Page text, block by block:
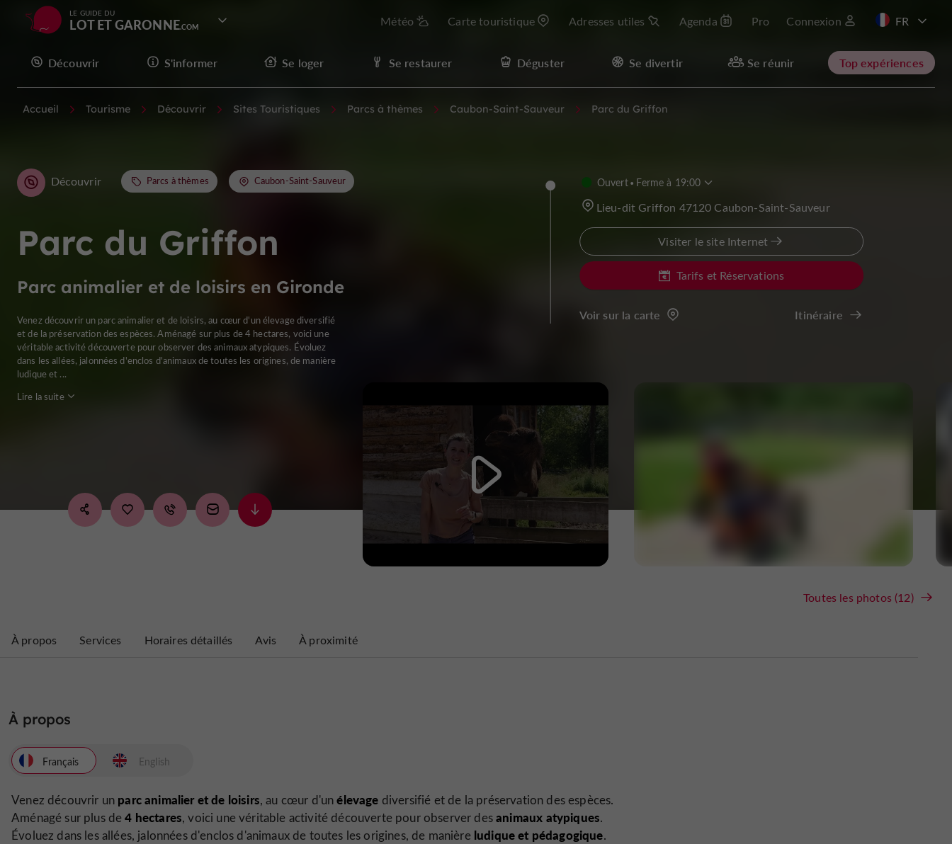
LE GUIDE DU
LOT ET GARONNE Météo Carte touristique Adresses utiles Agenda Pro Connexion
EN
Découvrir S'informer Se loger Se restaurer Déguster Se divertir Se réunir Top expériences
Accueil Tourisme Découvrir Sites Touristiques Parcs à thèmes Caubon-Saint-Sauveur Parc du Griffon
Parc du Griffon
Parc animalier et de loisirs en Gironde
Découvrir Parcs à thèmes Caubon-Saint-Sauveur
Venez découvrir un parc animalier et de loisirs, au cœur d'un élevage diversifié
et de la préservation des espèces. Aménagé sur plus de 4 hectares, voici une
véritable activité découverte pour observer des animaux atypiques. Évoluez
dans les allées, jalonnées d'enclos d'animaux de toutes les origines, de manière
ludique et ...
Lire la suite
Toutes les photos (12)
Ouvert Ferme à 19:00
Lieu-dit Griffon 47120 Caubon-Saint-Sauveur
Visiter le site Internet
Tarifs et Réservations
Voir sur la carte Itinéraire
À propos Services Horaires détaillés Avis À proximité
À propos
Français
Venez découvrir un parc animalier et de loisirs, au cœur d'unélevage diversifié et de la préservation des espèces.
Aménagé sur plus de4 hectares, voici une véritable activité découverte pour observer desanimaux atypiques.
Évoluez dans les allées, jalonnées d'enclos d'animaux de toutes les origines, de manière ludique et pédagogique.
English